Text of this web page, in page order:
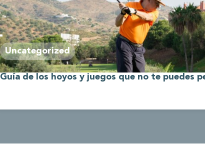
Uncategorized
Guía de los hoyos y juegos que no te puedes